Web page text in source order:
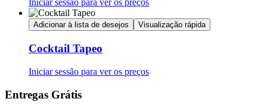
Iniciar sessão para ver os preços
Adicionar à lista de desejos Visualização rápida
Cocktail Tapeo
Iniciar sessão para ver os preços
Entregas Grátis